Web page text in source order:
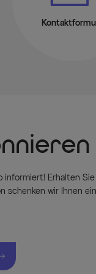
Erhalten
schenken wir Ihnen